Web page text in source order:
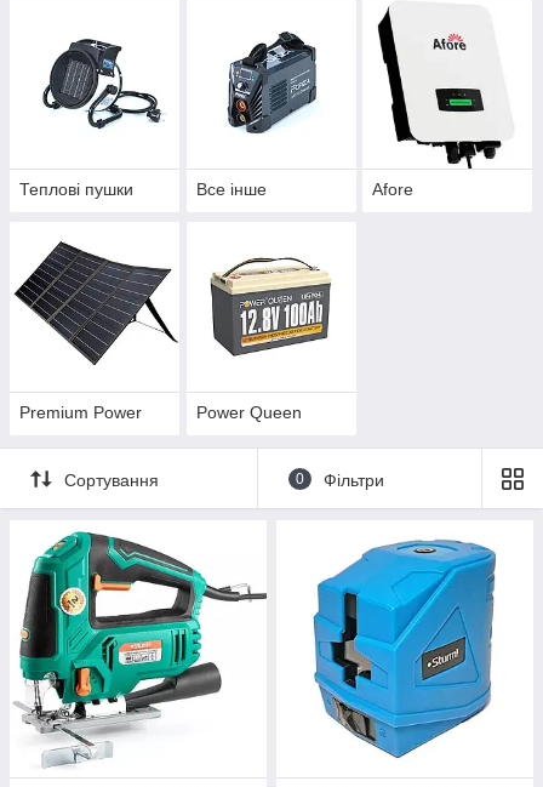
Теплові пушки Все інше Aforе
Premium Power Power Queen
Сортування 0 Фільтри